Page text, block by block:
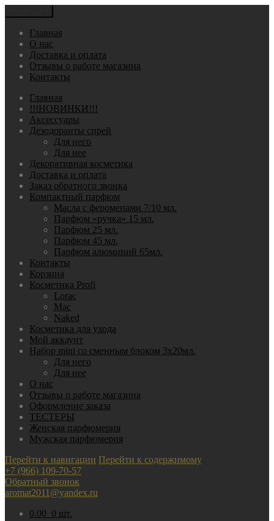
Главная
О нас
Доставка и оплата
Отзывы о работе магазина
Контакты
Главная
!!!НОВИНКИ!!!
Аксессуары
Дезодоранты спрей
Для него
Для нее
Декоративная косметика
Доставка и оплата
Заказ обратного звонка
Компактный парфюм
Масла с фероменами 7/10 мл.
Парфюм «ручка» 15 мл.
Парфюм 25 мл.
Парфюм 45 мл.
Парфюм алюминий 65мл.
Контакты
Корзина
Косметика Profi
Lorac
Mac
Nаked
Косметика для ухода
Мой аккаунт
Набор mini со сменным блоком 3х20мл.
Для него
Для нее
О нас
Отзывы о работе магазина
Оформление заказа
ТЕСТЕРЫ
Женская парфюмерия
Мужская парфюмерия
Перейти к навигации Перейти к содержимому
+7 (966) 109-70-57
Обратный звонок
aromat2011@yandex.ru
0.00 0 шт.